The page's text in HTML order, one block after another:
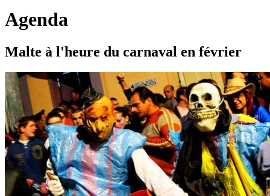
Agenda
Malte à l'heure du carnaval en février